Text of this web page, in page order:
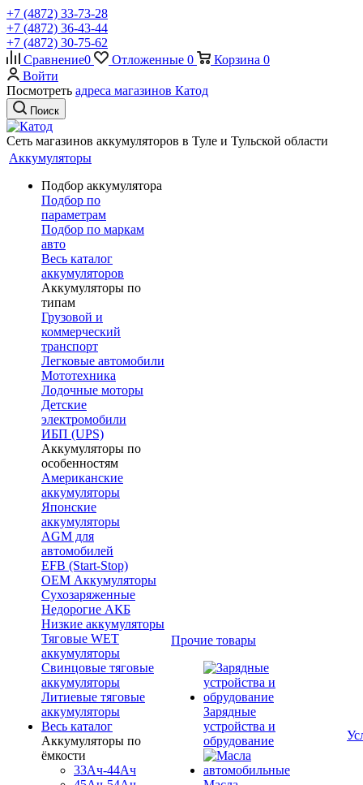
+7 (4872) 33-73-28
+7 (4872) 36-43-44
+7 (4872) 30-75-62
Сравнение0 Отложенные 0 Корзина 0
Войти
Посмотреть адреса магазинов Катод
Поиск
Сеть магазинов аккумуляторов в Туле и Тульской области
Аккумуляторы
Подбор аккумулятора
Подбор по
параметрам
Подбор по маркам
авто
Весь каталог
аккумуляторов
Аккумуляторы по
типам
Грузовой и
коммерческий
транспорт
Легковые автомобили
Мототехника
Лодочные моторы
Детские
электромобили
ИБП (UPS)
Аккумуляторы по
особенностям
Американские
аккумуляторы
Японские
аккумуляторы
AGM для
автомобилей
EFB (Start-Stop)
OEM Аккумуляторы
Сухозаряженные
Недорогие АКБ
Низкие аккумуляторы
Тяговые WET
аккумуляторы
Свинцовые тяговые
аккумуляторы
Литиевые тяговые
аккумуляторы
Весь каталог
Аккумуляторы по
ёмкости
33Ач-44Ач
Прочие товары
Зарядные
устройства и
обрудование